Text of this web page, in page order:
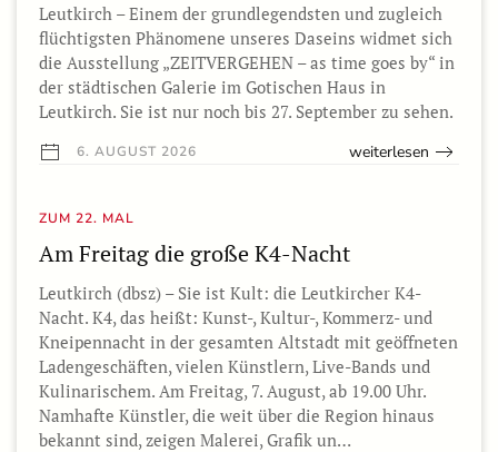
Leutkirch – Einem der grundlegendsten und zugleich
flüchtigsten Phänomene unseres Daseins widmet sich
die Ausstellung „ZEITVERGEHEN – as time goes by“ in
der städtischen Galerie im Gotischen Haus in
Leutkirch. Sie ist nur noch bis 27. September zu sehen.
6. AUGUST 2026 weiterlesen
ZUM 22. MAL
Am Freitag die große K4-Nacht
Leutkirch (dbsz) – Sie ist Kult: die Leutkircher K4-
Nacht. K4, das heißt: Kunst-, Kultur-, Kommerz- und
Kneipennacht in der gesamten Altstadt mit geöffneten
Ladengeschäften, vielen Künstlern, Live-Bands und
Kulinarischem. Am Freitag, 7. August, ab 19.00 Uhr.
Namhafte Künstler, die weit über die Region hinaus
bekannt sind, zeigen Malerei, Grafik un…